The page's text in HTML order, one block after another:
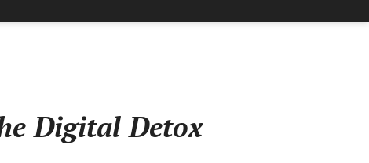
Digital Detox